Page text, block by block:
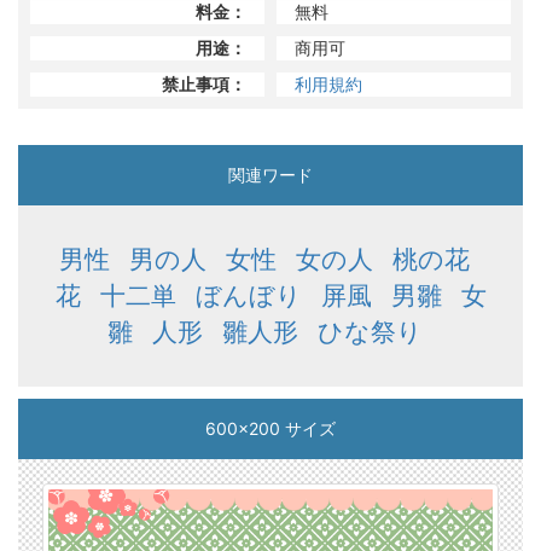
料金：
無料
用途：
商用可
禁止事項：
利用規約
関連ワード
男性 男の人 女性 女の人
桃の花
花
十二単 ぼんぼり 屏風 男雛
女
雛
人形 雛人形 ひな祭り
600x200 サイズ